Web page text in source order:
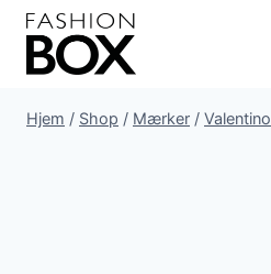
Fortsæt
indhold
Hjem / Shop / Mærker / Valentino